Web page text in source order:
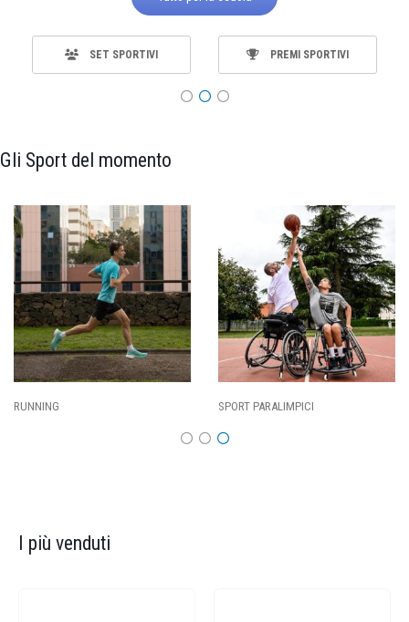
SET SPORTIVI PREMI SPORTIVI
Gli Sport del momento
SPORT PARALIMPICI CALCIO
I più venduti